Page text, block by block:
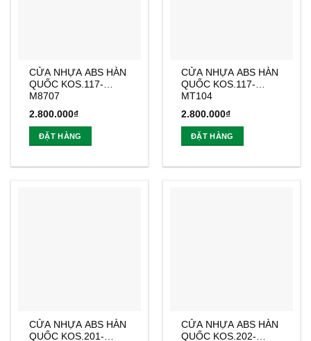
CỬA NHỰA ABS HÀN
QUỐC KOS.117-
M8707
2.800.000₫
ĐẶT HÀNG
CỬA NHỰA ABS HÀN
QUỐC KOS.117-
MT104
2.800.000₫
ĐẶT HÀNG
CỬA NHỰA ABS HÀN
QUỐC KOS.201-
CỬA NHỰA ABS HÀN
QUỐC KOS.202-